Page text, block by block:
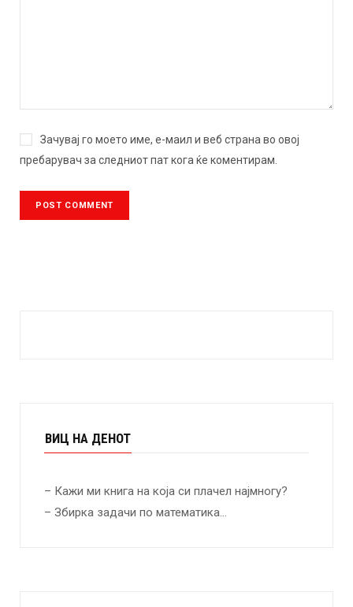
Зачувај го моето име, е-маил и веб страна во овој
пребарувач за следниот пат кога ќе коментирам.
ВИЦ НА ДЕНОТ
– Кажи ми книга на која си плачел најмногу?
– Збирка задачи по математика…